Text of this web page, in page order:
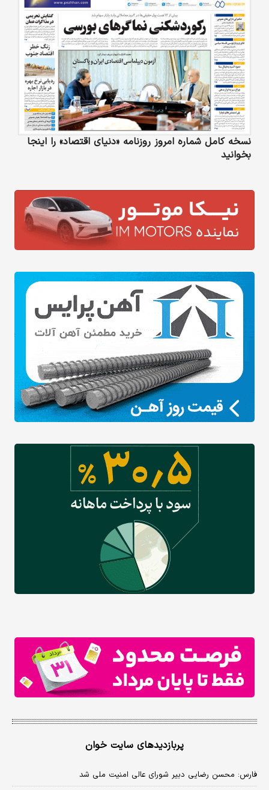
نسخه کامل شماره امروز روزنامه «دنیای‌ اقتصاد» را اینجا
بخوانید
پربازدیدهای سایت خوان
فارس: محسن رضایی دبیر شورای عالی امنیت ملی شد